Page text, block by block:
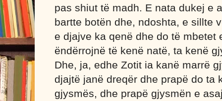
pas shiut të madh. E nata dukej e
bartte botën dhe, ndoshta, e sillte
e djajve ka qenë dhe do të mbetet
ëndërrojnë të kenë natë, ta kenë
Dhe, ja, edhe Zotit ia kanë marrë
djajtë janë dreqër dhe prapë do ta
gjysmës, dhe prapë gjysmën e